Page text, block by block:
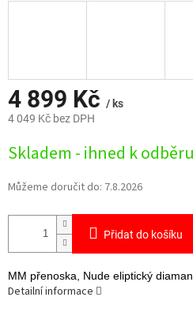
4 899 Kč / ks
4 049 Kč bez DPH
cena:
Skladem - ihned k odběru
Můžeme doručit do: 7.8.2026
Přidat do košíku
MM přenoska, Nude eliptický
Detailní informace